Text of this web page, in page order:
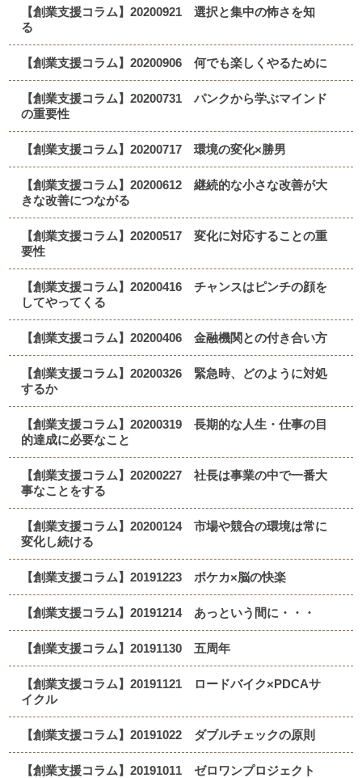
【創業支援コラム】20200921 選択と集中の怖さを知
る
【創業支援コラム】20200906 何でも楽しくやるために
【創業支援コラム】20200731 パンクから学ぶマインド
の重要性
【創業支援コラム】20200717 環境の変化×勝男
【創業支援コラム】20200612 継続的な小さな改善が大
きな改善につながる
【創業支援コラム】20200517 変化に対応することの重
要性
【創業支援コラム】20200416 チャンスはピンチの顔を
してやってくる
【創業支援コラム】20200406 金融機関との付き合い方
【創業支援コラム】20200326 緊急時、どのように対処
するか
【創業支援コラム】20200319 長期的な人生・仕事の目
的達成に必要なこと
【創業支援コラム】20200227 社長は事業の中で一番大
事なことをする
【創業支援コラム】20200124 市場や競合の環境は常に
変化し続ける
【創業支援コラム】20191223 ポケカ×脳の快楽
【創業支援コラム】20191214 あっという間に・・・
【創業支援コラム】20191130 五周年
【創業支援コラム】20191121 ロードバイク×PDCAサ
イクル
【創業支援コラム】20191022 ダブルチェックの原則
【創業支援コラム】20191011 ゼロワンプロジェクト